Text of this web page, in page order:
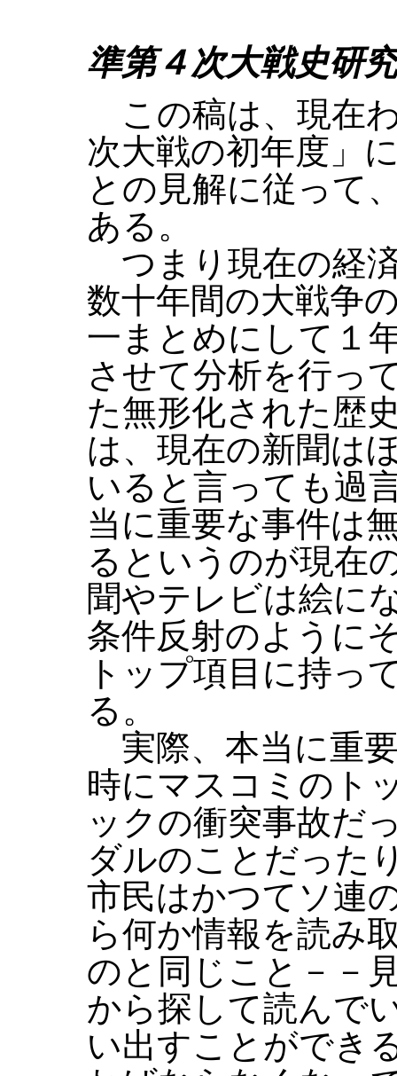
準第４次大戦史研
この稿は、現在
次大戦の初年度」
との見解に従って
ある。
つまり現在の経
数十年間の大戦争
一まとめにして１
させて分析を行っ
た無形化された歴
は、現在の新聞は
いると言っても過
当に重要な事件は
るというのが現在
聞やテレビは絵に
条件反射のように
トップ項目に持っ
る。
実際、本当に重
時にマスコミのト
ックの衝突事故だ
ダルのことだった
市民はかつてソ連
ら何か情報を読み
のと同じこと－－
から探して読んで
い出すことができ